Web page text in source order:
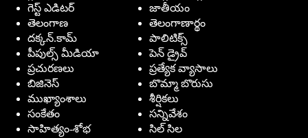
గెస్ట్ ఎడిటర్
జాతీయం
తెలంగాణ
తెలంగాణార్థం
దక్కన్.కామ్
పాలిటిక్స్
పీపుల్స్ ‌మీడియా
పెన్ డ్రైవ్
ప్రచురణలు
ప్రత్యేక వ్యాసాలు
బిజినెస్
బొమ్మా బొరుసు
ముఖ్యాంశాలు
శీర్షికలు
సంకేతం
సన్నివేశం
సాహిత్యం-శోభ
సిల్ సిల